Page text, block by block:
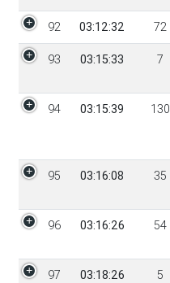
92 03:12:32 72
93 03:15:33 7
94 03:15:39 130
95 03:16:08 35
96 03:16:26 54
97 03:18:26 5